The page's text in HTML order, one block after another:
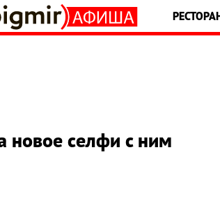
новое селфи с ним